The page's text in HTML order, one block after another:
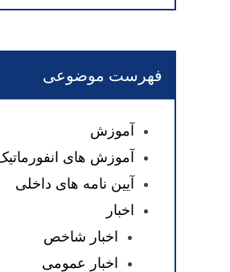
فهرست موضوعی
آموزش
آموزش های
آیین نامه های داخلی
اخبار
اخبار شاخص
اخبار عمومی